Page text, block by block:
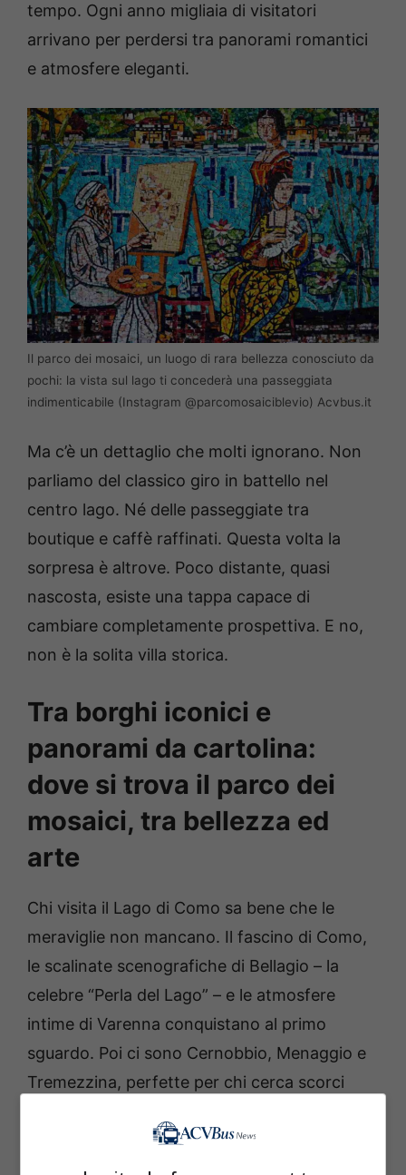
tempo. Ogni anno migliaia di visitatori
arrivano per perdersi tra panorami romantici
e atmosfere eleganti.
Il parco dei mosaici, un luogo di rara bellezza conosciuto da
pochi: la vista sul lago ti concederà una passeggiata
indimenticabile (Instagram @parcomosaiciblevio) Acvbus.it
Ma c’è un dettaglio che molti ignorano. Non
parliamo del classico giro in battello nel
centro lago. Né delle passeggiate tra
boutique e caffè raffinati. Questa volta la
sorpresa è altrove. Poco distante, quasi
nascosta, esiste una tappa capace di
cambiare completamente prospettiva. E no,
non è la solita villa storica.
Tra borghi iconici e
panorami da cartolina:
dove si trova il parco dei
mosaici, tra bellezza ed
arte
Chi visita il Lago di Como sa bene che le
meraviglie non mancano. Il fascino di Como,
le scalinate scenografiche di Bellagio – la
celebre “Perla del Lago” – e le atmosfere
intime di Varenna conquistano al primo
sguardo. Poi ci sono Cernobbio, Menaggio e
Tremezzina, perfette per chi cerca scorci
Imperdibile anche una visita a
con il suo giardino botanico e le sale che